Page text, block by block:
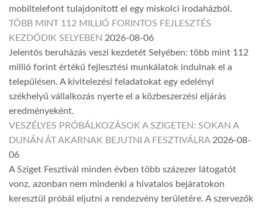
mobiltelefont tulajdonított el egy miskolci irodaházból.
TÖBB MINT 112 MILLIÓ FORINTOS FEJLESZTÉS
KEZDŐDIK SELYEBEN 2026-08-06
Jelentős beruházás veszi kezdetét Selyében: több mint 112
millió forint értékű fejlesztési munkálatok indulnak el a
településen. A kivitelezési feladatokat egy edelényi
székhelyű vállalkozás nyerte el a közbeszerzési eljárás
eredményeként.
VESZÉLYES PRÓBÁLKOZÁSOK A SZIGETEN: SOKAN A
DUNÁN ÁT AKARNAK BEJUTNI A FESZTIVÁLRA 2026-08-
06
A Sziget Fesztivál minden évben több százezer látogatót
vonz, azonban nem mindenki a hivatalos bejáratokon
keresztül próbál eljutni a rendezvény területére. A szervezők